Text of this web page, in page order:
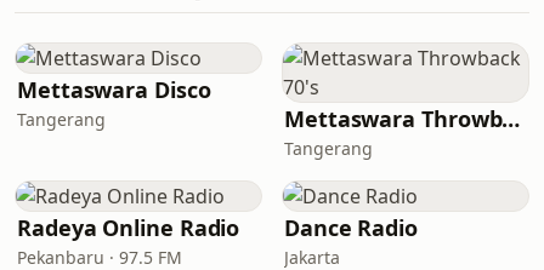
Mettaswara Disco
Tangerang Mettaswara Throwback 70's
Tangerang
Radeya Online Radio
Pekanbaru · 97.5 FM
Dance Radio
Jakarta